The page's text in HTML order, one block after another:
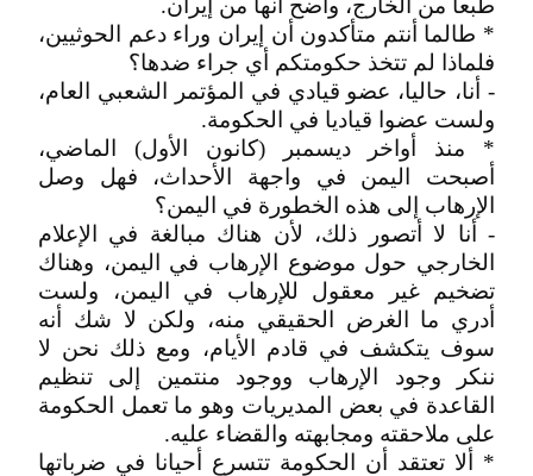
طبعا من الخارج، واضح أنها من إيران.
* طالما أنتم متأكدون أن إيران وراء دعم الحوثيين،
فلماذا لم تتخذ حكومتكم أي جراء ضدها؟
- أنا، حاليا، عضو قيادي في المؤتمر الشعبي العام،
ولست عضوا قياديا في الحكومة.
* منذ أواخر ديسمبر (كانون الأول) الماضي،
أصبحت اليمن في واجهة الأحداث، فهل وصل
الإرهاب إلى هذه الخطورة في اليمن؟
- أنا لا أتصور ذلك، لأن هناك مبالغة في الإعلام
الخارجي حول موضوع الإرهاب في اليمن، وهناك
تضخيم غير معقول للإرهاب في اليمن، ولست
أدري ما الغرض الحقيقي منه، ولكن لا شك أنه
سوف يتكشف في قادم الأيام، ومع ذلك نحن لا
ننكر وجود الإرهاب ووجود منتمين إلى تنظيم
القاعدة في بعض المديريات وهو ما تعمل الحكومة
على ملاحقته ومجابهته والقضاء عليه.
* ألا تعتقد أن الحكومة تتسرع أحيانا في ضرباتها